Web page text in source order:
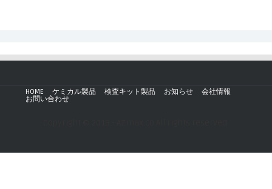
HOME ケミカル製品 検査キット製品 お知らせ
会社情報
お問い合わせ